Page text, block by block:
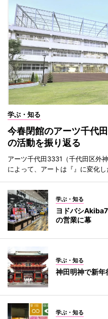
学ぶ・知る
今春閉館のアーツ千代
の活動を振り返る
アーツ千代田3331（千代田区外
によって、アートは『』に変化し
学ぶ・知る
ヨドバシ
の営業に幕
学ぶ・知る
神田明神で新
学ぶ・知る